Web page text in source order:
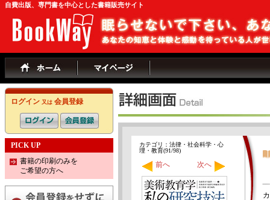
自費出版、専門書を中心とした書籍販売サイト
ログイン 又は 会員登録
PICK UP
書籍の印刷のみを
ご希望の方へ
カテゴリ：法律・社会科学・心
理・教育(91/98)
前へ 次へ